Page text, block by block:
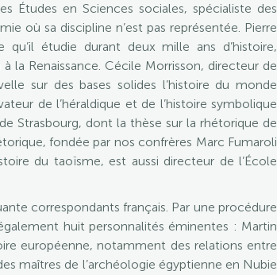
Études en Sciences sociales, spécialiste des
où sa discipline n’est pas représentée. Pierre
qu’il étudie durant deux mille ans d’histoire,
la Renaissance. Cécile Morrisson, directeur de
sur des bases solides l’histoire du monde
de l’héraldique et de l’histoire symbolique
Strasbourg, dont la thèse sur la rhétorique de
fondée par nos confrères Marc Fumaroli
du taoïsme, est aussi directeur de l’École
correspondants français. Par une procédure
huit personnalités éminentes : Martin
européenne, notamment des relations entre
maîtres de l’archéologie égyptienne en Nubie